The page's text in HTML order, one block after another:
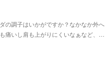
の調子はいかがですか？なかなか外へ
痛いし肩も上がりにくいなぁなど、…